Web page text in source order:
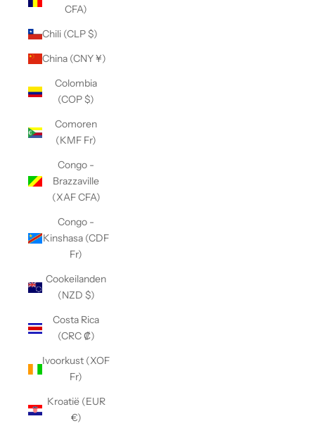
CFA)
Chili (CLP $)
China (CNY ¥)
Colombia
(COP $)
Comoren
(KMF Fr)
Congo -
Brazzaville
(XAF CFA)
Congo -
Kinshasa (CDF
Fr)
Cookeilanden
(NZD $)
Costa Rica
(CRC ₡)
Ivoorkust (XOF
Fr)
Kroatië (EUR
€)